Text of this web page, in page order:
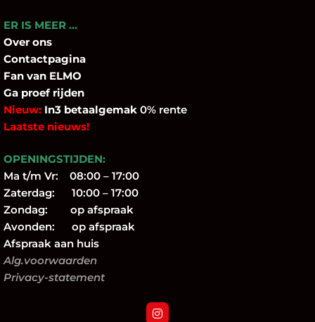
ER IS MEER …
Over ons
Contactpagina
Fan van ELMO
Ga proef rijden
Nieuw: In3 betaalgemak 0% rente
Laatste nieuws!
OPENINGSTIJDEN:
Ma t/m Vr: 08:00 – 17:00
Zaterdag: 10:00 – 17:00
Zondag: op afspraak
Avonden: op afspraak
Afspraak aan huis
Alg.voorwaarden
Privacy-statement